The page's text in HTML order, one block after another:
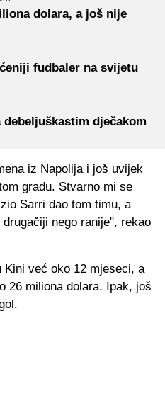
dolara, a još nije
fudbaler na svijetu
debeljuškastim dječakom
iz Napolija i još uvijek
gradu. Stvarno mi se
Sarri dao tom timu, a
nego ranije", rekao
Kini već oko 12 mjeseci, a
26 miliona dolara. Ipak, još